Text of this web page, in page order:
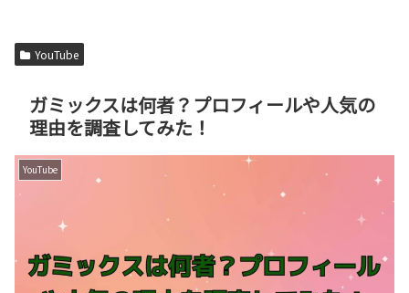
YouTube
ガミックスは何者？プロフィールや人気の
理由を調査してみた！
YouTube